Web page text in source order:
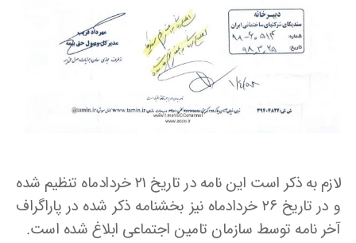
لازم به ذکر است این نامه در تاریخ ۲۱ خردادماه تنظیم شده
و در تاریخ ۲۶ خردادماه نیز بخشنامه ذکر شده در پاراگراف
آخر نامه توسط سازمان تامین اجتماعی ابلاغ شده است.